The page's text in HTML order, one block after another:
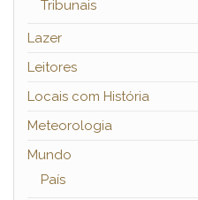
Tribunais
Lazer
Leitores
Locais com História
Meteorologia
Mundo
País